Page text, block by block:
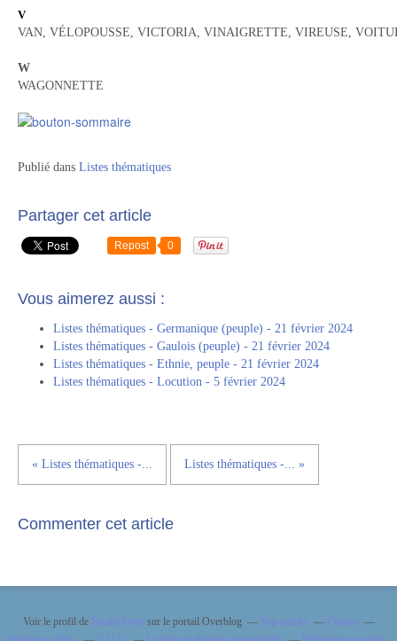
V
VAN, VÉLOPOUSSE, VICTORIA, VINAIGRETTE, VIREUSE,
W
WAGONNETTE
Publié dans Listes thématiques
Partager cet article
Repost 0
Vous aimerez aussi :
Listes thématiques - Germanique (peuple) - 21 février 2024
Listes thématiques - Gaulois (peuple) - 21 février 2024
Listes thématiques - Ethnie, peuple - 21 février 2024
Listes thématiques - Locution - 5 février 2024
« Listes thématiques -... Listes thématiques -... »
Commenter cet article
Voir le profil de Finally Oversur le portail Overblog Top articles
Contact